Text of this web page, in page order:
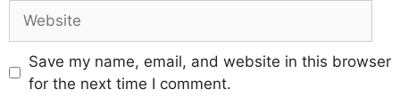
Save my name, email, and website in this browser
for the next time I comment.